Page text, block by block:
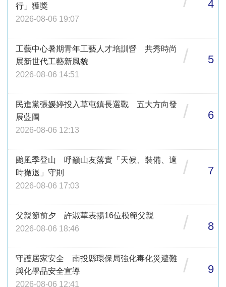
行」獲獎
2026-08-06 19:07
4
工藝中心暑期青年工藝人才培訓營 共秀時尚
展新世代工藝新風貌
2026-08-06 14:51
/ 5
民進黨張媛婷投入草屯鎮長選戰 五大方向發
展藍圖
2026-08-06 12:13
/ 6
颱風季登山 呼籲山友落實「天候、裝備、適
時撤退」守則
2026-08-06 17:03
/ 7
父親節前夕 許淑華表揚16位模範父親
2026-08-06 18:46
/ 8
守護居家安全 南投縣環保局強化毒化災避難
與化學品安全宣導
2026-08-06 12:41
/ 9